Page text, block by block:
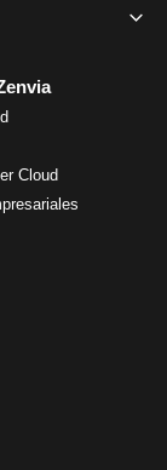
Cloud